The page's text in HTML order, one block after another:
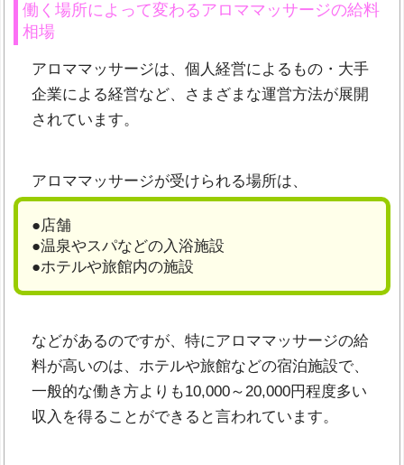
働く場所によって変わるアロママッサージの給料
相場
アロママッサージは、個人経営によるもの・大手
企業による経営など、さまざまな運営方法が展開
されています。
アロママッサージが受けられる場所は、
●店舗
●温泉やスパなどの入浴施設
●ホテルや旅館内の施設
などがあるのですが、特にアロママッサージの給
料が高いのは、ホテルや旅館などの宿泊施設で、
一般的な働き方よりも10,000～20,000円程度多い
収入を得ることができると言われています。